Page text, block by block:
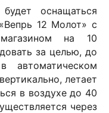
оснащаться
12 Молот» с
на 10
за целью, до
автоматическом
летает
в воздухе до 40
через